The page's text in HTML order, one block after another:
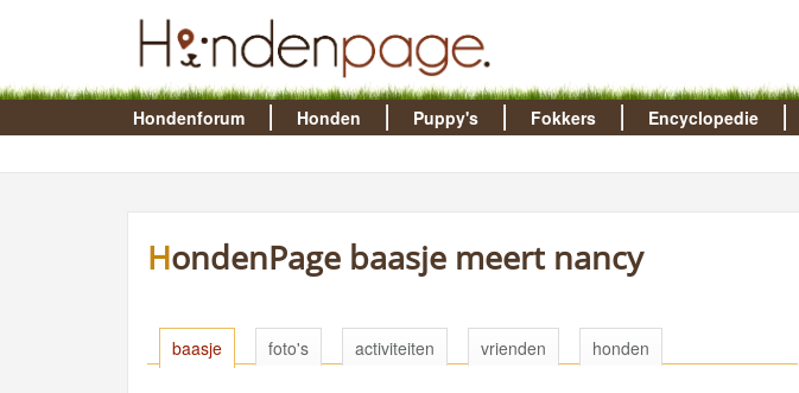
Hondenforum Honden Puppy's Fokkers Encyclopedie
HondenPage baasje meert nancy
baasje foto's activiteiten vrienden honden